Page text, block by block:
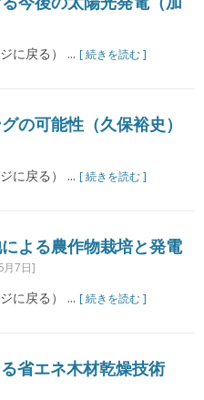
に戻る） ... [ 続きを読む ]
の可能性（久保裕史）
に戻る） ... [ 続きを読む ]
よる農作物栽培と発電
月7日]
に戻る） ... [ 続きを読む ]
省エネ木材乾燥技術